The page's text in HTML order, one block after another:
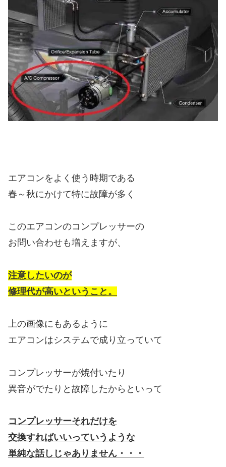
エアコンをよく使う時期である
春～秋にかけて特に故障が多く
このエアコンのコンプレッサーの
お問い合わせも増えますが、
注意したいのが
修理代が高いということ。
上の画像にもあるように
エアコンはシステムで成り立っていて
コンプレッサーが焼付いたり
異音がでたりと故障したからといって
コンプレッサーそれだけを
交換すればいいっていうような
単純な話しじゃありません・・・